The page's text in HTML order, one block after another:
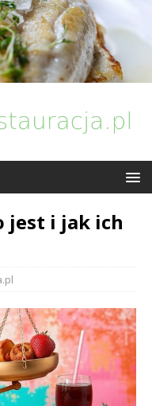
jest i jak ich